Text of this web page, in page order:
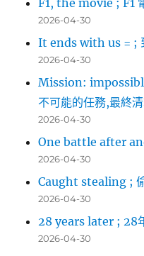
F1, the movie ; F1
2026-04-30
It ends with us = ;
2026-04-30
Mission:
不可能的任務,最終
2026-04-30
One battle after
2026-04-30
Caught stealing ;
2026-04-30
28 years later ; 28
2026-04-30